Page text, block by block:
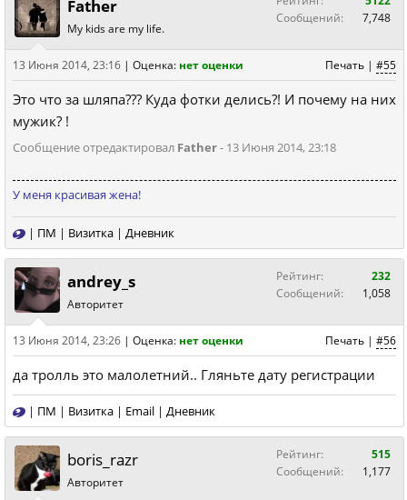
Father
My kids are my life.
Сообщений:
7,748
Печать | #55
13 Июня 2014, 23:16 | Оценка: нет оценки
Это что за шляпа??? Куда фотки делись?! И почему на них
мужик? !
Сообщение отредактировал Father- 13 Июня 2014, 23:18
У меня красивая жена!
| ПМ | Визитка | Дневник
andrey_s
Авторитет
Рейтинг:
232
Сообщений:
1,058
Печать | #56
13 Июня 2014, 23:26 | Оценка: нет оценки
да тролль это малолетний.. Гляньте дату регистрации
| ПМ | Визитка | Email | Дневник
boris_razr
Авторитет
Рейтинг:
515
Сообщений:
1,177